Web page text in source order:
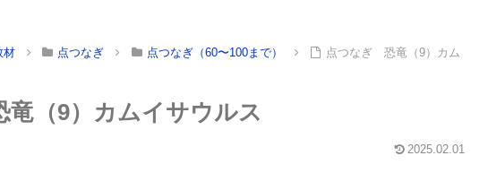
材 点つなぎ 点つなぎ（60〜100まで）
点つなぎ 恐竜（9）カム
（9）カムイサウルス
2025.02.01